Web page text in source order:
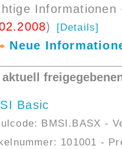
) [Details]
Neue
aktuell
Basic
BMSI.BASX -
101001 -